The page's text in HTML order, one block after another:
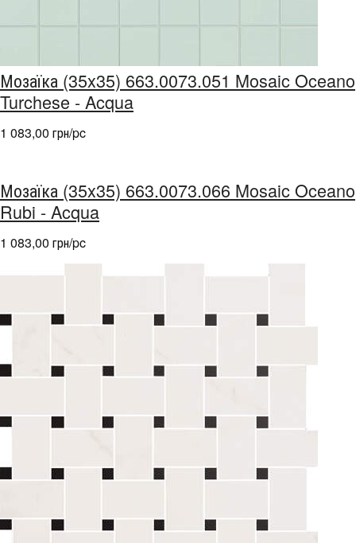
Мозаїка (35x35) 663.0073.051 Mosaic Oceano
Turchese - Acqua
1 083,00 грн/pc
Мозаїка (35x35) 663.0073.066 Mosaic Oceano
Rubi - Acqua
1 083,00 грн/pc